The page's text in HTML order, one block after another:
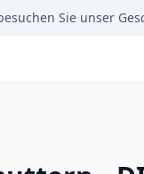
Sie unser